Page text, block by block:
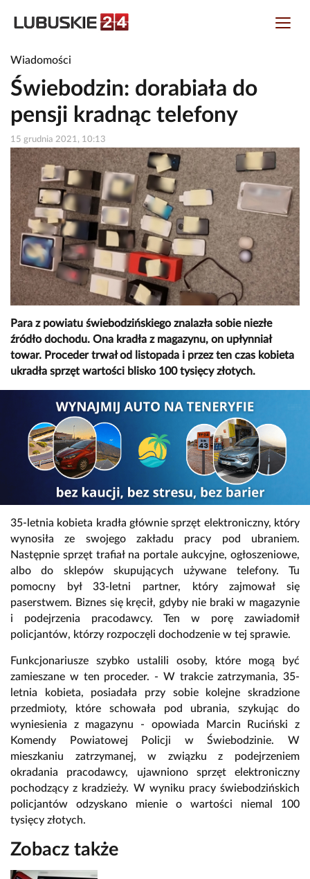
Wiadomości
Świebodzin: dorabiała do
pensji kradnąc telefony
15 grudnia 2021, 10:13
Para z powiatu świebodzińskiego znalazła sobie niezłe
źródło dochodu. Ona kradła z magazynu, on upłynniał
towar. Proceder trwał od listopada i przez ten czas kobieta
ukradła sprzęt wartości blisko 100 tysięcy złotych.
35-letnia kobieta kradła głównie sprzęt elektroniczny, który
wynosiła ze swojego zakładu pracy pod ubraniem.
Następnie sprzęt trafiał na portale aukcyjne, ogłoszeniowe,
albo do sklepów skupujących używane telefony. Tu
pomocny był 33-letni partner, który zajmował się
paserstwem. Biznes się kręcił, gdyby nie braki w magazynie
i podejrzenia pracodawcy. Ten w porę zawiadomił
policjantów, którzy rozpoczęli dochodzenie w tej sprawie.
Funkcjonariusze szybko ustalili osoby, które mogą być
zamieszane w ten proceder. - W trakcie zatrzymania, 35-
letnia kobieta, posiadała przy sobie kolejne skradzione
przedmioty, które schowała pod ubrania, szykując do
wyniesienia z magazynu - opowiada Marcin Ruciński z
Komendy Powiatowej Policji w Świebodzinie. W
mieszkaniu zatrzymanej, w związku z podejrzeniem
okradania pracodawcy, ujawniono sprzęt elektroniczny
pochodzący z kradzieży. W wyniku pracy świebodzińskich
policjantów odzyskano mienie o wartości niemal 100
tysięcy złotych.
Zobacz także